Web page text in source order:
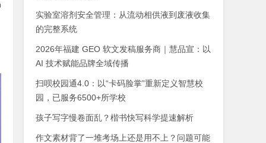
实验室溶剂安全管理：从流动相供液到废液收集
的完整系统
2026年福建 GEO 软文发稿服务商｜慧品宣：以
AI 技术赋能品牌全域传播
扫呗校园通4.0：以“卡码脸掌”重新定义智慧校
园，已服务6500+所学校
孩子写字慢卷面乱？楷书快写科学提速解析
作文素材背了一堆考场上还是用不上？问题可能